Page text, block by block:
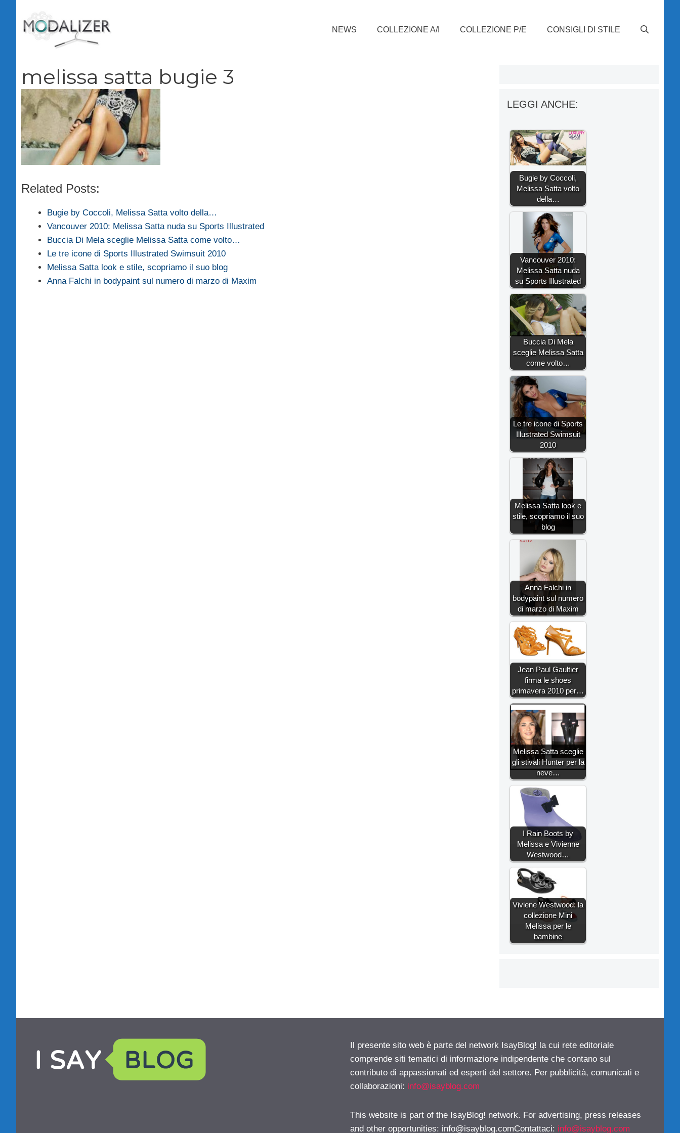
contenuto
NEWS COLLEZIONE A/I COLLEZIONE P/E CONSIGLI DI STILE
melissa satta bugie 3
Related Posts:
Bugie by Coccoli, Melissa Satta volto della…
Vancouver 2010: Melissa Satta nuda su Sports Illustrated
Buccia Di Mela sceglie Melissa Satta come volto…
Le tre icone di Sports Illustrated Swimsuit 2010
Melissa Satta look e stile, scopriamo il suo blog
Anna Falchi in bodypaint sul numero di marzo di Maxim
LEGGI ANCHE:
Bugie by Coccoli,
Melissa Satta volto
della…
Vancouver 2010:
Melissa Satta nuda
su Sports Illustrated
Buccia Di Mela
sceglie Melissa Satta
come volto…
Le tre icone di Sports
Illustrated Swimsuit
2010
Melissa Satta look e
stile, scopriamo il suo
blog
Anna Falchi in
bodypaint sul numero
di marzo di Maxim
Jean Paul Gaultier
firma le shoes
primavera 2010 per…
Melissa Satta sceglie
gli stivali Hunter per la
neve…
I Rain Boots by
Melissa e Vivienne
Westwood…
Viviene Westwood: la
collezione Mini
Melissa per le
bambine
Il presente sito web è parte del network IsayBlog! la cui rete editoriale
comprende siti tematici di informazione indipendente che contano sul
contributo di appassionati ed esperti del settore. Per pubblicità, comunicati e
collaborazioni: info@isayblog.com
This website is part of the IsayBlog! network. For advertising, press releases
and other opportunities: info@isayblog.comContattaci: info@isayblog.com